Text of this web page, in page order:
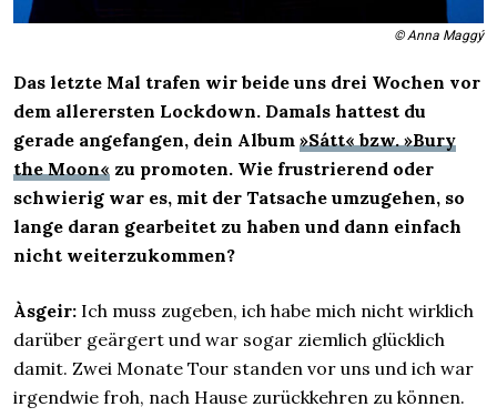
© Anna Maggý
Das letzte Mal trafen wir beide uns drei Wochen vor
dem allerersten Lockdown. Damals hattest du
gerade angefangen, dein Album »Sátt« bzw. »Bury
the Moon« zu promoten. Wie frustrierend oder
schwierig war es, mit der Tatsache umzugehen, so
lange daran gearbeitet zu haben und dann einfach
nicht weiterzukommen?
Àsgeir: Ich muss zugeben, ich habe mich nicht wirklich
darüber geärgert und war sogar ziemlich glücklich
damit. Zwei Monate Tour standen vor uns und ich war
irgendwie froh, nach Hause zurückkehren zu können.